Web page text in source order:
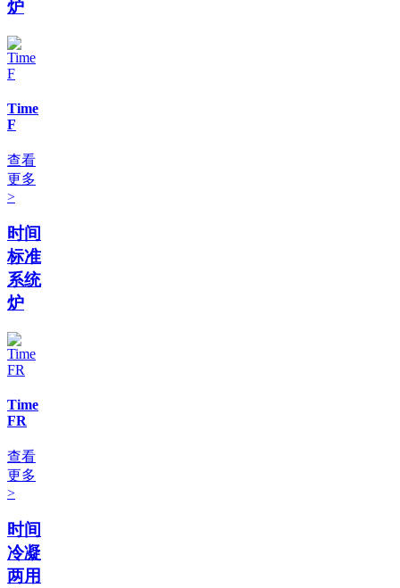
炉
Time
F
查看
更多
>
时间
标准
系统
炉
Time
FR
查看
更多
>
时间
冷凝
两用